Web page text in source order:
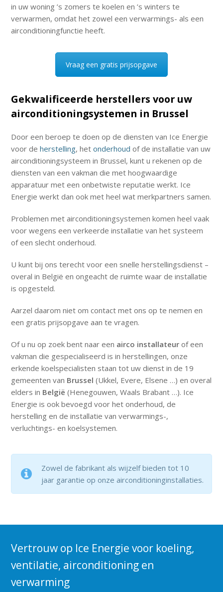
in uw woning ’s zomers te koelen en ’s winters te
verwarmen, omdat het zowel een verwarmings- als een
airconditioningfunctie heeft.
Vraag een gratis prijsopgave
Gekwalificeerde herstellers voor uw
airconditioningsystemen in Brussel
Door een beroep te doen op de diensten van Ice Energie
voor deherstelling, hetonderhoud of de installatie van uw
airconditioningsysteem in Brussel, kunt u rekenen op de
diensten van een vakman die met hoogwaardige
apparatuur met een onbetwiste reputatie werkt. Ice
Energie werkt dan ook met heel wat merkpartners samen.
Problemen met airconditioningsystemen komen heel vaak
voor wegens een verkeerde installatie van het systeem
of een slecht onderhoud.
U kunt bij ons terecht voor een snelle herstellingsdienst –
overal in België en ongeacht de ruimte waar de installatie
is opgesteld.
Aarzel daarom niet om contact met ons op te nemen en
een gratis prijsopgave aan te vragen.
Of u nu op zoek bent naar een airco installateur of een
vakman die gespecialiseerd is in herstellingen, onze
erkende koelspecialisten staan tot uw dienst in de 19
gemeenten van Brussel (Ukkel, Evere, Elsene …) en overal
elders in België (Henegouwen, Waals Brabant …). Ice
Energie is ook bevoegd voor het onderhoud, de
herstelling en de installatie van verwarmings-,
verluchtings- en koelsystemen.
Zowel de fabrikant als wijzelf bieden tot 10
jaar garantie op onze airconditioninginstallaties.
Vertrouw op Ice Energie voor koeling,
ventilatie, airconditioning en
verwarming